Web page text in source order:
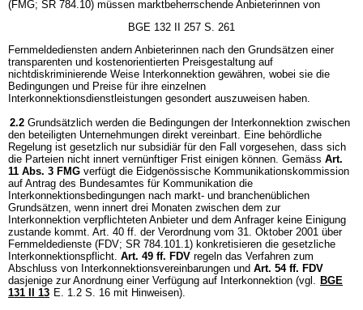
(FMG; SR 784.10) müssen marktbeherrschende Anbieterinnen von
BGE 132 II 257 S. 261
Fernmeldediensten andern Anbieterinnen nach den Grundsätzen einer
transparenten und kostenorientierten Preisgestaltung auf
nichtdiskriminierende Weise Interkonnektion gewähren, wobei sie die
Bedingungen und Preise für ihre einzelnen
Interkonnektionsdienstleistungen gesondert auszuweisen haben.
2.2 Grundsätzlich werden die Bedingungen der Interkonnektion zwischen
den beteiligten Unternehmungen direkt vereinbart. Eine behördliche
Regelung ist gesetzlich nur subsidiär für den Fall vorgesehen, dass sich
die Parteien nicht innert vernünftiger Frist einigen können. Gemäss Art.
11 Abs. 3 FMG verfügt die Eidgenössische Kommunikationskommission
auf Antrag des Bundesamtes für Kommunikation die
Interkonnektionsbedingungen nach markt- und branchenüblichen
Grundsätzen, wenn innert drei Monaten zwischen dem zur
Interkonnektion verpflichteten Anbieter und dem Anfrager keine Einigung
zustande kommt. Art. 40 ff. der Verordnung vom 31. Oktober 2001 über
Fernmeldedienste (FDV; SR 784.101.1) konkretisieren die gesetzliche
Interkonnektionspflicht. Art. 49 ff. FDV regeln das Verfahren zum
Abschluss von Interkonnektionsvereinbarungen und Art. 54 ff. FDV
dasjenige zur Anordnung einer Verfügung auf Interkonnektion (vgl. BGE
131 II 13 E. 1.2 S. 16 mit Hinweisen).